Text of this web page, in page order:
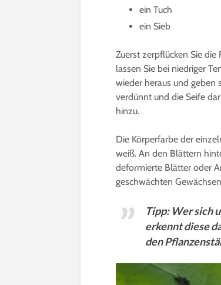
ein Tuch
ein Sieb
Zuerst zerpflücken Sie
lassen Sie bei niedriger
wieder heraus und geben
verdünnt und die Seife
hinzu.
Die Körperfarbe der
weiß. An den Blättern
deformierte Blätter oder
geschwächten
Tipp: Wer sich
erkennt diese
den